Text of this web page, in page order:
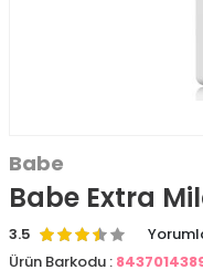
Babe
Babe Extra
3.5
Ürün Barkodu :